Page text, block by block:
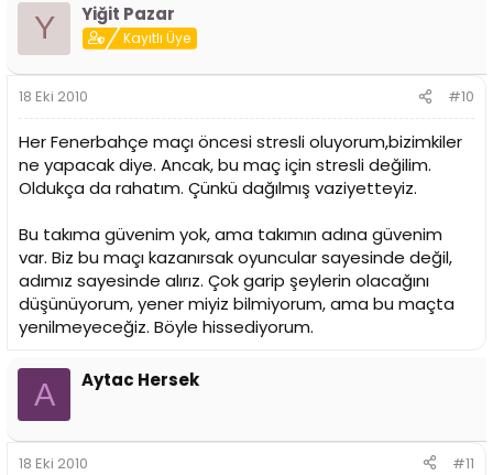
Y Yiğit Pazar
Kayıtlı Üye
18 Eki 2010 #10
Her Fenerbahçe maçı öncesi stresli oluyorum,bizimkiler
ne yapacak diye. Ancak, bu maç için stresli değilim.
Oldukça da rahatım. Çünkü dağılmış vaziyetteyiz.
Bu takıma güvenim yok, ama takımın adına güvenim
var. Biz bu maçı kazanırsak oyuncular sayesinde değil,
adımız sayesinde alırız. Çok garip şeylerin olacağını
düşünüyorum, yener miyiz bilmiyorum, ama bu maçta
yenilmeyeceğiz. Böyle hissediyorum.
A Aytac Hersek
18 Eki 2010 #11